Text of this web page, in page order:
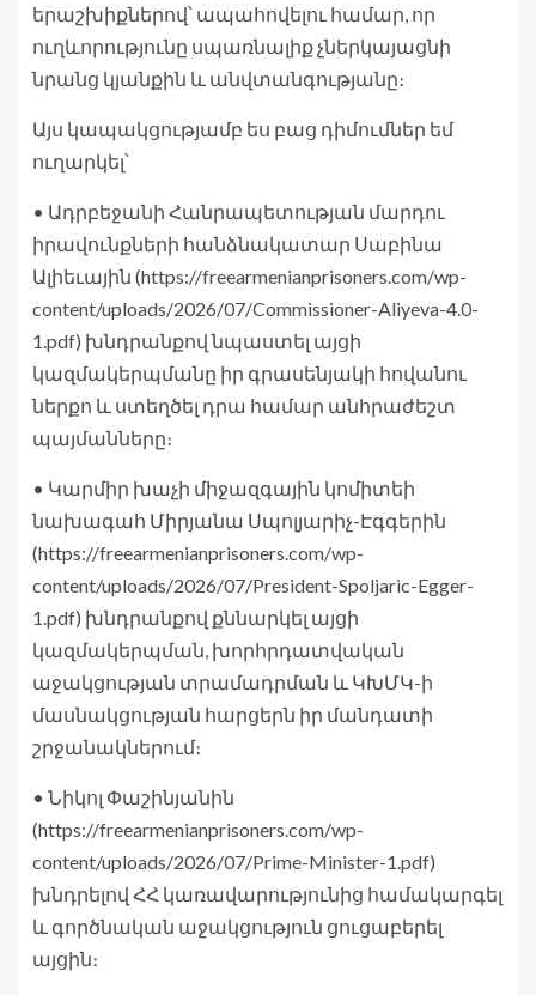
երաշխիքներով՝ ապահովելու համար, որ
ուղևորությունը սպառնալիք չներկայացնի
նրանց կյանքին և անվտանգությանը։
Այս կապակցությամբ ես բաց դիմումներ եմ
ուղարկել՝
• Ադրբեջանի Հանրապետության մարդու
իրավունքների հանձնակատար Սաբինա
Ալիեւային (https://freearmenianprisoners.com/wp-
content/uploads/2026/07/Commissioner-Aliyeva-4.0-
1.pdf) խնդրանքով նպաստել այցի
կազմակերպմանը իր գրասենյակի հովանու
ներքո և ստեղծել դրա համար անհրաժեշտ
պայմանները։
• Կարմիր խաչի միջազգային կոմիտեի
նախագահ Միրյանա Սպոլյարիչ-Էգգերին
(https://freearmenianprisoners.com/wp-
content/uploads/2026/07/President-Spoljaric-Egger-
1.pdf) խնդրանքով քննարկել այցի
կազմակերպման, խորհրդատվական
աջակցության տրամադրման և ԿԽՄԿ-ի
մասնակցության հարցերն իր մանդատի
շրջանակներում։
• Նիկոլ Փաշինյանին
(https://freearmenianprisoners.com/wp-
content/uploads/2026/07/Prime-Minister-1.pdf)
խնդրելով ՀՀ կառավարությունից համակարգել
և գործնական աջակցություն ցուցաբերել
այցին։